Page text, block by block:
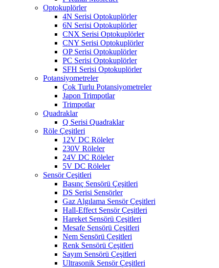
Optokuplörler
4N Serisi Optokuplörler
6N Serisi Optokuplörler
CNX Serisi Optokuplörler
CNY Serisi Optokuplörler
OP Serisi Optokuplörler
PC Serisi Optokuplörler
SFH Serisi Optokuplörler
Potansiyometreler
Çok Turlu Potansiyometreler
Japon Trimpotlar
Trimpotlar
Quadraklar
Q Serisi Quadraklar
Röle Çeşitleri
12V DC Röleler
230V Röleler
24V DC Röleler
5V DC Röleler
Sensör Çeşitleri
Basınç Sensörü Çeşitleri
DS Serisi Sensörler
Gaz Algılama Sensör Çeşitleri
Hall-Effect Sensör Çeşitleri
Hareket Sensörü Çeşitleri
Mesafe Sensörü Çeşitleri
Nem Sensörü Çeşitleri
Renk Sensörü Çeşitleri
Sayım Sensörü Çeşitleri
Ultrasonik Sensör Çeşitleri